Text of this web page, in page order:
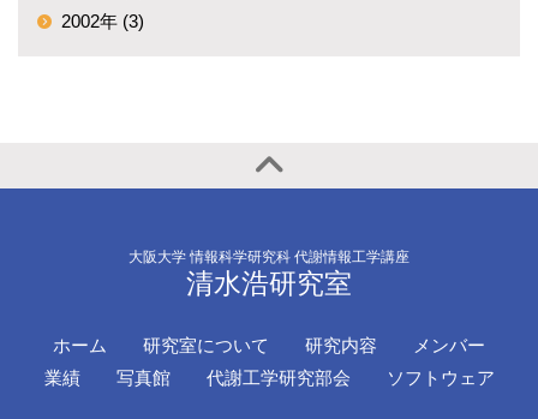
2002年 (3)
大阪大学 情報科学研究科 代謝情報工学講座
清水浩研究室
ホーム 研究室について 研究内容
メンバー
業績
写真館 代謝工学研究部会 ソフトウェア